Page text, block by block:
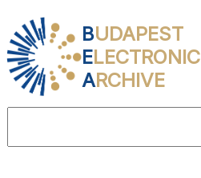
BUDAPEST
ELECTRONIC
ARCHIVE